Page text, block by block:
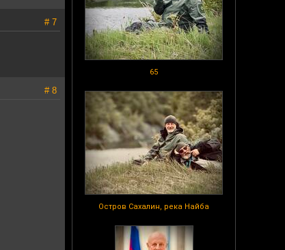
65
Остров Сахалин, река Найба
# 7
# 8